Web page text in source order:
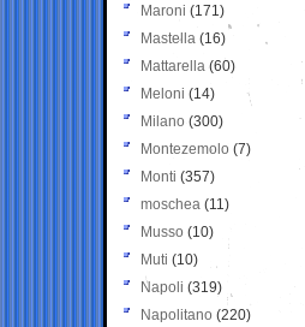
Maroni (171)
Mastella (16)
Mattarella (60)
Meloni (14)
Milano (300)
Montezemolo (7)
Monti (357)
moschea (11)
Musso (10)
Muti (10)
Napoli (319)
Napolitano (220)